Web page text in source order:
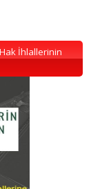
İhlallerinin